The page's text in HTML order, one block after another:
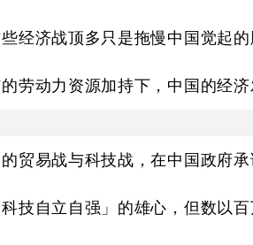
经济战顶多只是拖慢中国觉起的
劳动力资源加持下，中国的经济
贸易战与科技战，在中国政府
技自立自强」的雄心，但数以